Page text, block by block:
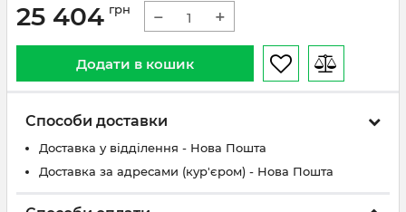
25 404 грн − +
Додати в кошик
Способи доставки
Доставка у відділення - Нова Пошта
Доставка за адресами (кур'єром) - Нова Пошта